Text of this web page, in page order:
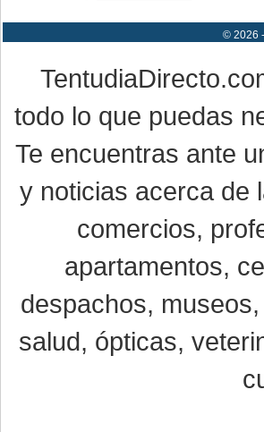
© 2026
todo lo que puedas
Te encuentras ante
y noticias acerca de
comercios,
apartamentos,
despachos,
salud, ópticas,